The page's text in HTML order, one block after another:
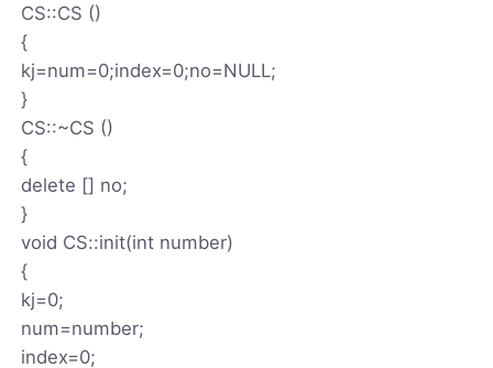
CS::CS ()
{
kj=num=0;index=0;no=NULL;
}
CS::~CS ()
{
delete [] no;
}
void CS::init(int number)
{
kj=0;
num=number;
index=0;